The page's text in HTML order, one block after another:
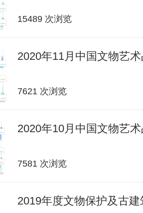
15489 次浏览
2020年11月中国文物艺
7621 次浏览
2020年10月中国文物艺
7581 次浏览
2019年度文物保护及古